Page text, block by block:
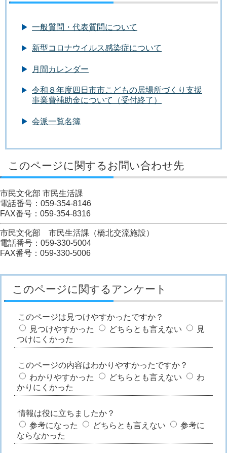
一般質問・代表質問について
新型コロナウイルス感染症について
月間カレンダー
令和８年度四日市市こどもの居場所づくり支援
事業費補助金について（受付終了）
会派一覧名簿
このページに関するお問い合わせ先
市民文化部 市民生活課
電話番号：059-354-8146
FAX番号：059-354-8316
市民文化部 市民生活課（橋北交流施設）
電話番号：059-330-5004
FAX番号：059-330-5006
このページに関するアンケート
このページは見つけやすかったですか？
見つけやすかった
どちらとも言えない
見
つけにくかった
このページの内容はわかりやすかったですか？
わかりやすかった
どちらとも言えない
わ
かりにくかった
情報は役に立ちましたか？
参考になった
どちらとも言えない
参考に
ならなかった